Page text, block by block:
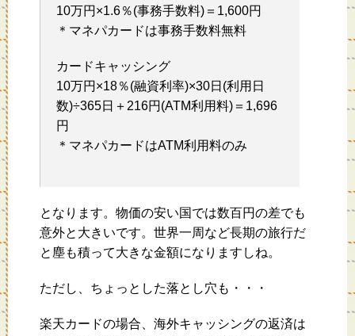
10万円×1.6％(事務手数料)＝1,600円
＊マネパカードは事務手数料無料
カードキャッシング
10万円×18％(融資利率)×30日(利用日
数)÷365日＋216円(ATM利用料)＝1,696
円
＊マネパカードはATM利用料のみ
となります。物価の安い国では数百円の差でも
意外と大きいです。世界一周など長期の旅行だ
と塵も積って大きな金額になりますしね。
ただし、ちょっとした落とし穴も・・・
楽天カードの場合、海外キャッシングの返済は